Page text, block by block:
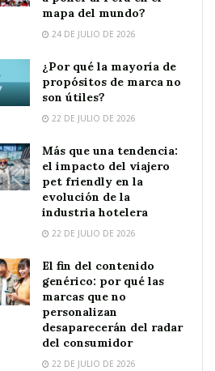
mapa del mundo?
24 DE JULIO DE 2026
¿Por qué la mayoría de
propósitos de marca no
son útiles?
22 DE JULIO DE 2026
Más que una tendencia:
el impacto del viajero
pet friendly en la
evolución de la
industria hotelera
22 DE JULIO DE 2026
El fin del contenido
genérico: por qué las
marcas que no
personalizan
desaparecerán del radar
del consumidor
22 DE JULIO DE 2026